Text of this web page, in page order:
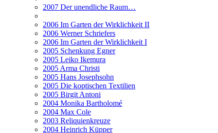
2007 Der unendliche Raum…
2006 Im Garten der Wirklichkeit II
2006 Werner Schriefers
2006 Im Garten der Wirklichkeit I
2005 Schenkung Egner
2005 Leiko Ikemura
2005 Arma Christi
2005 Hans Josephsohn
2005 Die koptischen Textilien
2005 Birgit Antoni
2004 Monika Bartholomé
2004 Max Cole
2003 Reliquienkreuze
2004 Heinrich Küpper